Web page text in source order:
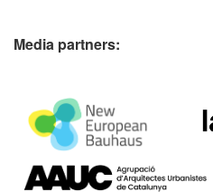
Media partners: